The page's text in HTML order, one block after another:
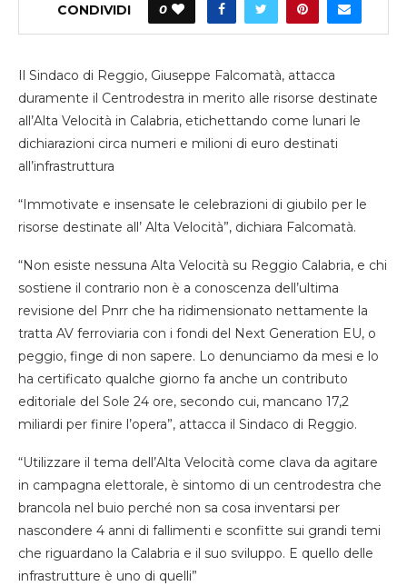
CONDIVIDI 0
Il Sindaco di Reggio, Giuseppe Falcomatà, attacca
duramente il Centrodestra in merito alle risorse destinate
all’Alta Velocità in Calabria, etichettando come lunari le
dichiarazioni circa numeri e milioni di euro destinati
all’infrastruttura
“Immotivate e insensate le celebrazioni di giubilo per le
risorse destinate all’ Alta Velocità”, dichiara Falcomatà.
“Non esiste nessuna Alta Velocità su Reggio Calabria, e chi
sostiene il contrario non è a conoscenza dell’ultima
revisione del Pnrr che ha ridimensionato nettamente la
tratta AV ferroviaria con i fondi del Next Generation EU, o
peggio, finge di non sapere. Lo denunciamo da mesi e lo
ha certificato qualche giorno fa anche un contributo
editoriale del Sole 24 ore, secondo cui, mancano 17,2
miliardi per finire l’opera”, attacca il Sindaco di Reggio.
“Utilizzare il tema dell’Alta Velocità come clava da agitare
in campagna elettorale, è sintomo di un centrodestra che
brancola nel buio perché non sa cosa inventarsi per
nascondere 4 anni di fallimenti e sconfitte sui grandi temi
che riguardano la Calabria e il suo sviluppo. E quello delle
infrastrutture è uno di quelli”